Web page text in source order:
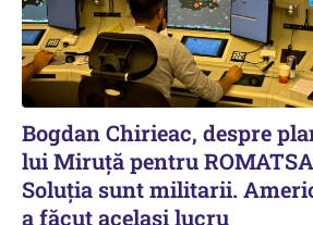
Bogdan Chirieac, despre
lui Miruță pentru
Soluția sunt militarii.
a făcut același lucru